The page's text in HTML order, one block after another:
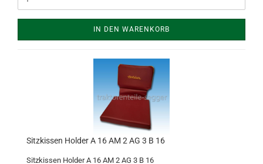
IN DEN WARENKORB
Sitzkissen Holder A 16 AM 2 AG 3 B 16
Sitzkissen Holder A 16 AM 2 AG 3 B 16